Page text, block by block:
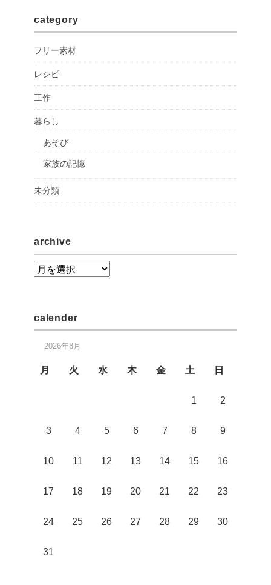
category
フリー素材
レシピ
工作
暮らし
あそび
家族の記憶
未分類
archive
a
h
calender
2026年8月
月 火 水 木 金 土 日
1 2
3 4 5 6 7 8 9
10 11 12 13 14 15 16
17 18 19 20 21 22 23
24 25 26 27 28 29 30
31